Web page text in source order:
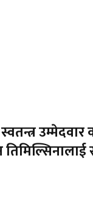
उम्मेदवार